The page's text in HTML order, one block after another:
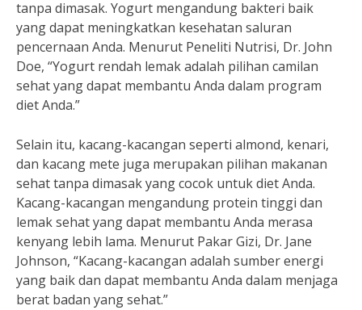
tanpa dimasak. Yogurt mengandung bakteri baik
yang dapat meningkatkan kesehatan saluran
pencernaan Anda. Menurut Peneliti Nutrisi, Dr. John
Doe, “Yogurt rendah lemak adalah pilihan camilan
sehat yang dapat membantu Anda dalam program
diet Anda.”
Selain itu, kacang-kacangan seperti almond, kenari,
dan kacang mete juga merupakan pilihan makanan
sehat tanpa dimasak yang cocok untuk diet Anda.
Kacang-kacangan mengandung protein tinggi dan
lemak sehat yang dapat membantu Anda merasa
kenyang lebih lama. Menurut Pakar Gizi, Dr. Jane
Johnson, “Kacang-kacangan adalah sumber energi
yang baik dan dapat membantu Anda dalam menjaga
berat badan yang sehat.”